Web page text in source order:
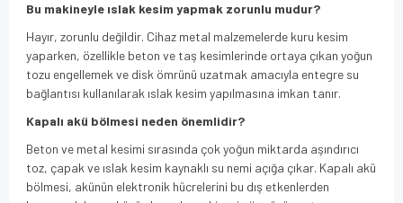
Bu makineyle ıslak kesim yapmak zorunlu mudur?
Hayır, zorunlu değildir. Cihaz metal malzemelerde kuru kesim
yaparken, özellikle beton ve taş kesimlerinde ortaya çıkan yoğun
tozu engellemek ve disk ömrünü uzatmak amacıyla entegre su
bağlantısı kullanılarak ıslak kesim yapılmasına imkan tanır.
Kapalı akü bölmesi neden önemlidir?
Beton ve metal kesimi sırasında çok yoğun miktarda aşındırıcı
toz, çapak ve ıslak kesim kaynaklı su nemi açığa çıkar. Kapalı akü
bölmesi, akünün elektronik hücrelerini bu dış etkenlerden